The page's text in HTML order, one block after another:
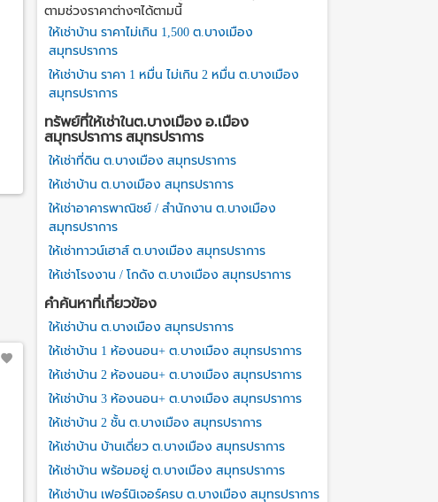
ตามช่วงราคาต่างๆได้ตามนี้
ให้เช่าบ้าน ราคาไม่เกิน 1,500 ต.บางเมือง
สมุทรปราการ
ให้เช่าบ้าน ราคา 1 หมื่น ไม่เกิน 2 หมื่น ต.บางเมือง
สมุทรปราการ
ทรัพย์ที่ให้เช่าในต.บางเมือง อ.เมือง
สมุทรปราการ สมุทรปราการ
ให้เช่าที่ดิน ต.บางเมือง สมุทรปราการ
ให้เช่าบ้าน ต.บางเมือง สมุทรปราการ
ให้เช่าอาคารพาณิชย์ / สำนักงาน ต.บางเมือง
สมุทรปราการ
ให้เช่าทาวน์เฮาส์ ต.บางเมือง สมุทรปราการ
ให้เช่าโรงงาน / โกดัง ต.บางเมือง สมุทรปราการ
คำค้นหาที่เกี่ยวข้อง
ให้เช่าบ้าน ต.บางเมือง สมุทรปราการ
ให้เช่าบ้าน 1 ห้องนอน+ ต.บางเมือง สมุทรปราการ
ให้เช่าบ้าน 2 ห้องนอน+ ต.บางเมือง สมุทรปราการ
ให้เช่าบ้าน 3 ห้องนอน+ ต.บางเมือง สมุทรปราการ
ให้เช่าบ้าน 2 ชั้น ต.บางเมือง สมุทรปราการ
ให้เช่าบ้าน บ้านเดี่ยว ต.บางเมือง สมุทรปราการ
ให้เช่าบ้าน พร้อมอยู่ ต.บางเมือง สมุทรปราการ
ให้เช่าบ้าน เฟอร์นิเจอร์ครบ ต.บางเมือง สมุทรปราการ